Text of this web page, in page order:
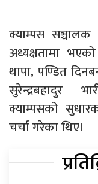
क्याम्पस सञ्चालक
अध्यक्षतामा
थापा, पण्डित
सुरेन्द्रबहादुर
क्याम्पसको
चर्चा गरेका थिए।